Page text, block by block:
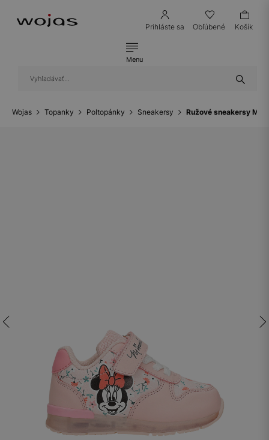
Prihláste sa Obľúbené Košík
Menu
Wojas Topanky Poltopánky Sneakersy Ružové sneakersy